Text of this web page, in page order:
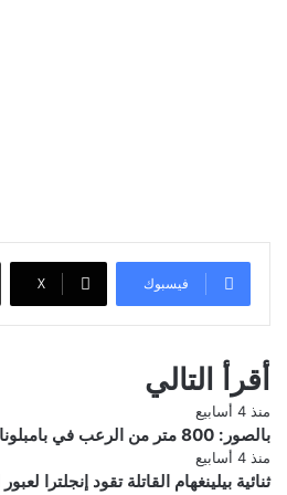
فيسبوك ‫X
أقرأ التالي
منذ 4 أسابيع
بالصور: 800 متر من الرعب في بامبلونا.. ثيران هائجة تسحق المغامرين ولن تصدق ما يحدث في «حلبة الموت»!
منذ 4 أسابيع
ثنائية بيلينغهام القاتلة تقود إنجلترا